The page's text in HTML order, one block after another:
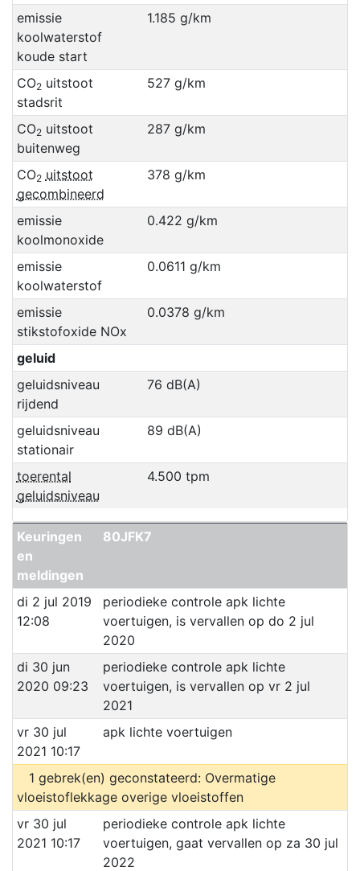
emissie
koolwaterstof
koude start
1.185 g/km
CO2uitstoot
stadsrit
527 g/km
CO2uitstoot
buitenweg
287 g/km
CO2 uitstoot
gecombineerd
378 g/km
emissie
koolmonoxide
0.422 g/km
emissie
koolwaterstof
0.0611 g/km
emissie
stikstofoxide NOx
0.0378 g/km
geluid
geluidsniveau
rijdend
76 dB(A)
geluidsniveau
stationair
89 dB(A)
toerental
geluidsniveau
4.500 tpm
Keuringen
en
meldingen
80JFK7
di 2 jul 2019
12:08
periodieke controle apk lichte
voertuigen, is vervallen op do 2 jul
2020
di 30 jun
2020 09:23
periodieke controle apk lichte
voertuigen, is vervallen op vr 2 jul
2021
vr 30 jul
2021 10:17
apk lichte voertuigen
1 gebrek(en) geconstateerd: Overmatige
vloeistoflekkage overige vloeistoffen
vr 30 jul
2021 10:17
periodieke controle apk lichte
voertuigen, gaat vervallen op za 30 jul
2022